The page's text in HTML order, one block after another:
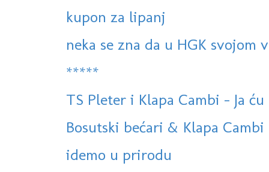
kupon za lipanj
neka se zna da u HGK svojom
*****
TS Pleter i Klapa Cambi - Ja
Bosutski bećari & Klapa
idemo u prirodu